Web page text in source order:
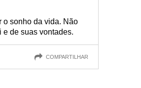
o sonho da vida. Não
e de suas vontades.
COMPARTILHAR